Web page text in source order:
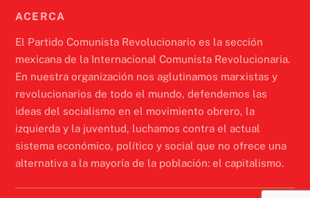
ACERCA
El Partido Comunista Revolucionario es la sección
mexicana de la Internacional Comunista Revolucionaria.
En nuestra organización nos aglutinamos marxistas y
revolucionarios de todo el mundo, defendemos las
ideas del socialismo en el movimiento obrero, la
izquierda y la juventud, luchamos contra el actual
sistema económico, político y social que no ofrece una
alternativa a la mayoría de la población: el capitalismo.